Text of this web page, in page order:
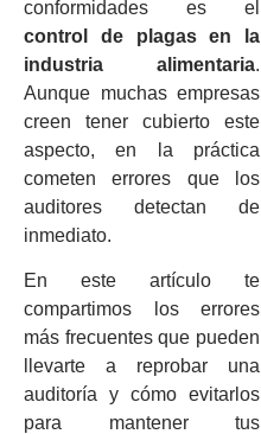
conformidades es el
control de plagas en la
industria alimentaria.
Aunque muchas empresas
creen tener cubierto este
aspecto, en la práctica
cometen errores que los
auditores detectan de
inmediato.
En este artículo te
compartimos los errores
más frecuentes que pueden
llevarte a reprobar una
auditoría y cómo evitarlos
para mantener tus